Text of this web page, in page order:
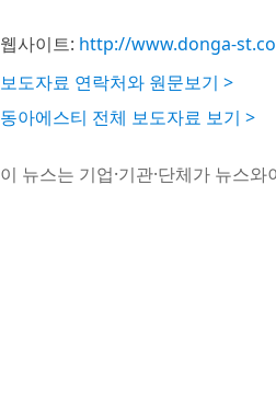
웹사이트: http://www.donga-
보도자료 연락처와 원문보기 >
동아에스티 전체 보도자료 보기 >
이 뉴스는 기업·기관·단체가 뉴스